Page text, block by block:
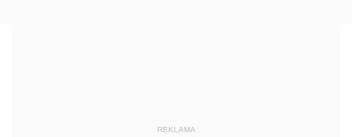
REKLAMA